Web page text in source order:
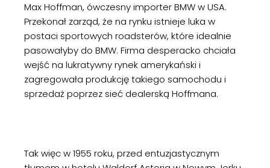
Max Hoffman, ówczesny importer BMW w USA.
Przekonał zarząd, że na rynku istnieje luka w
postaci sportowych roadsterów, które idealnie
pasowałyby do BMW. Firma desperacko chciała
wejść na lukratywny rynek amerykański i
zagregowała produkcję takiego samochodu i
sprzedaż poprzez sieć dealerską Hoffmana.
Tak więc w 1955 roku, przed entuzjastycznym